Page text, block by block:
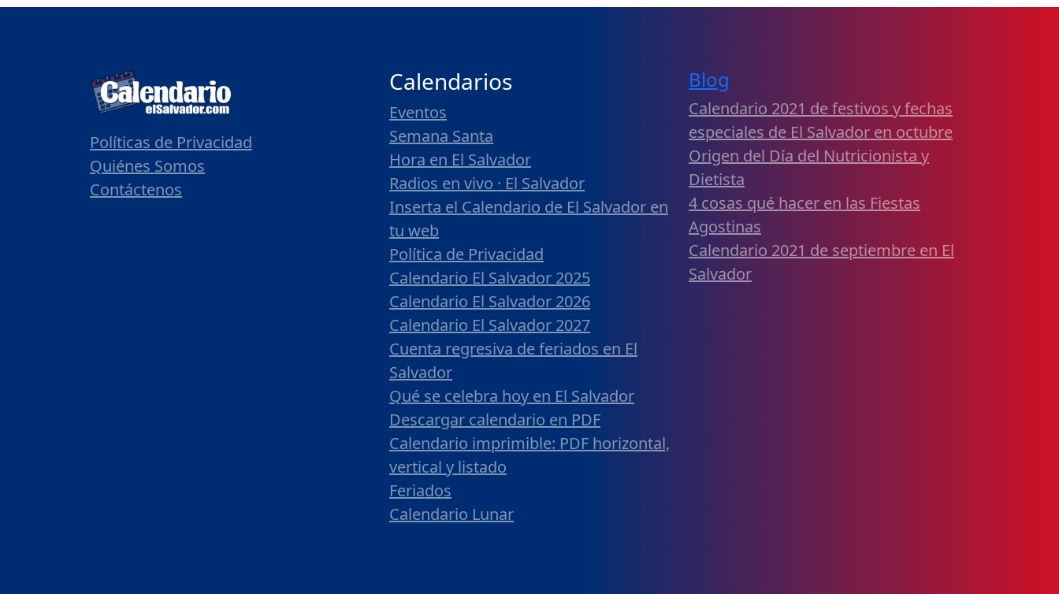
Políticas de Privacidad
Quiénes Somos
Contáctenos
Calendarios
Eventos
Semana Santa
Hora en El Salvador
Radios en vivo · El Salvador
Inserta el Calendario de El Salvador en
tu web
Política de Privacidad
Calendario El Salvador 2025
Calendario El Salvador 2026
Calendario El Salvador 2027
Cuenta regresiva de feriados en El
Salvador
Qué se celebra hoy en El Salvador
Descargar calendario en PDF
Calendario imprimible: PDF horizontal,
vertical y listado
Feriados
Calendario Lunar
Blog
Calendario 2021 de festivos y fechas
especiales de El Salvador en octubre
Origen del Día del Nutricionista y
Dietista
4 cosas qué hacer en las Fiestas
Agostinas
Calendario 2021 de septiembre en El
Salvador